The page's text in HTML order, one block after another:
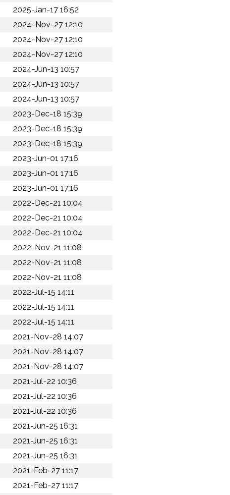
2025-Jan-17 16:52
2024-Nov-27 12:10
2024-Nov-27 12:10
2024-Nov-27 12:10
2024-Jun-13 10:57
2024-Jun-13 10:57
2024-Jun-13 10:57
2023-Dec-18 15:39
2023-Dec-18 15:39
2023-Dec-18 15:39
2023-Jun-01 17:16
2023-Jun-01 17:16
2023-Jun-01 17:16
2022-Dec-21 10:04
2022-Dec-21 10:04
2022-Dec-21 10:04
2022-Nov-21 11:08
2022-Nov-21 11:08
2022-Nov-21 11:08
2022-Jul-15 14:11
2022-Jul-15 14:11
2022-Jul-15 14:11
2021-Nov-28 14:07
2021-Nov-28 14:07
2021-Nov-28 14:07
2021-Jul-22 10:36
2021-Jul-22 10:36
2021-Jul-22 10:36
2021-Jun-25 16:31
2021-Jun-25 16:31
2021-Jun-25 16:31
2021-Feb-27 11:17
2021-Feb-27 11:17